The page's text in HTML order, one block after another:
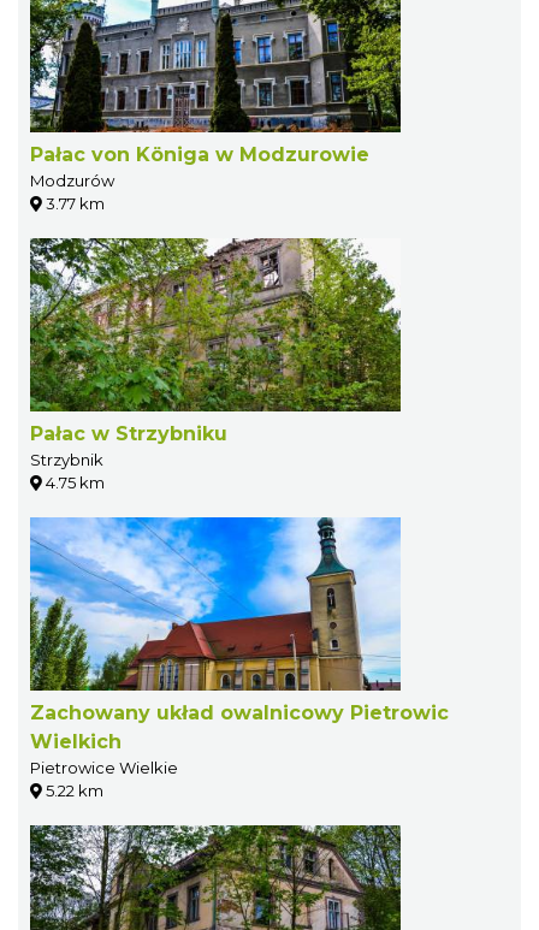
Pałac von Königa w Modzurowie
Modzurów
3.77 km
Pałac w Strzybniku
Strzybnik
4.75 km
Zachowany układ owalnicowy Pietrowic
Wielkich
Pietrowice Wielkie
5.22 km